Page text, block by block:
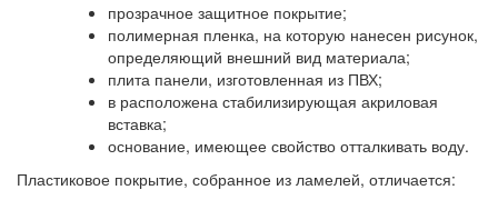
прозрачное защитное покрытие;
полимерная пленка, на которую нанесен рисунок,
определяющий внешний вид материала;
плита панели, изготовленная из ПВХ;
в расположена стабилизирующая акриловая
вставка;
основание, имеющее свойство отталкивать воду.
Пластиковое покрытие, собранное из ламелей, отличается: